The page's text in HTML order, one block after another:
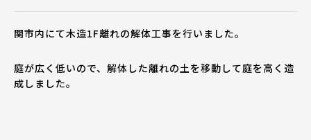
関市内にて木造1F離れの解体工事を行いました。
庭が広く低いので、解体した離れの土を移動して庭を高く造
成しました。